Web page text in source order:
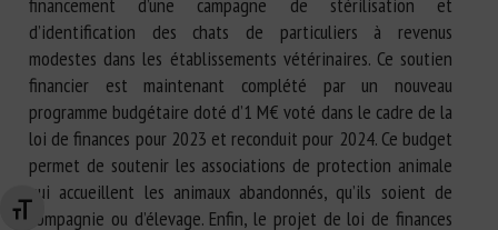
Changer la taille de la police
d’identification des chats de particuliers à revenus
modestes dans les établissements vétérinaires. Ce soutien
financier est maintenant complété par un nouveau
programme budgétaire doté d’1 M€ voté dans le cadre de la
loi de finances pour 2023 et reconduit pour 2024. Ce budget
permet de soutenir les associations de protection animale
qui accueillent les animaux abandonnés, qu’ils soient de
compagnie ou d’élevage. Enfin, le projet de loi de finances